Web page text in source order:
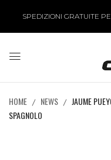
SPEDIZIONI GRATUITE
HOME NEWS
JAUME
SPAGNOLO